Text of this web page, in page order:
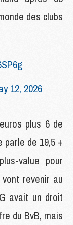
des clubs
12, 2026
plus 6 de
parle de 19,5 +
value pour
revenir au
avait un droit
du BvB, mais